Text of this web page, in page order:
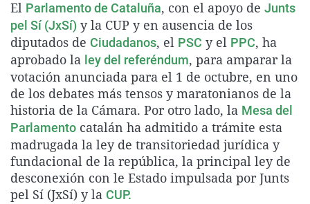
La rosa de los vientos
Gente viajera
Como el perro y el
Caso
Retornados
Equipo de
Operación Viuda
Extremadura
Galicia
La Rioja
Navarra
País Vasco
Virales
Televisión
Elecciones
El Parlamento de Cataluña, con el apoyo de Junts
pel Sí (JxSí) y la CUP y en ausencia de los
diputados de Ciudadanos, el PSC y el PPC, ha
aprobado la ley del referéndum, para amparar la
votación anunciada para el 1 de octubre, en uno
de los debates más tensos y maratonianos de la
historia de la Cámara. Por otro lado, la Mesa del
Parlamento catalán ha admitido a trámite esta
madrugada la ley de transitoriedad jurídica y
fundacional de la república, la principal ley de
desconexión con le Estado impulsada por Junts
pel Sí (JxSí) y la CUP.